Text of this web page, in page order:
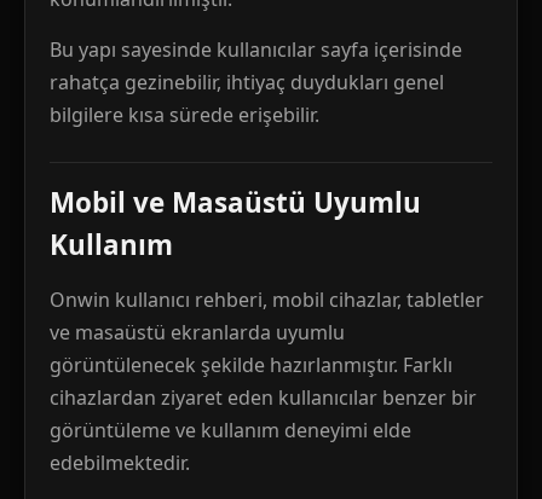
Bu yapı sayesinde kullanıcılar sayfa içerisinde
rahatça gezinebilir, ihtiyaç duydukları genel
bilgilere kısa sürede erişebilir.
Mobil ve Masaüstü Uyumlu
Kullanım
Onwin kullanıcı rehberi, mobil cihazlar, tabletler
ve masaüstü ekranlarda uyumlu
görüntülenecek şekilde hazırlanmıştır. Farklı
cihazlardan ziyaret eden kullanıcılar benzer bir
görüntüleme ve kullanım deneyimi elde
edebilmektedir.